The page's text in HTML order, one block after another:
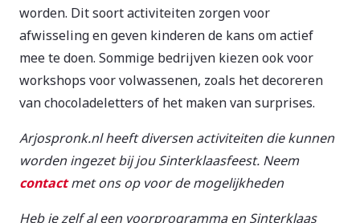
worden. Dit soort activiteiten zorgen voor
afwisseling en geven kinderen de kans om actief
mee te doen. Sommige bedrijven kiezen ook voor
workshops voor volwassenen, zoals het decoreren
van chocoladeletters of het maken van surprises.
Arjospronk.nl heeft diversen activiteiten die kunnen
worden ingezet bij jou Sinterklaasfeest. Neem
contactmet ons op voor de mogelijkheden
Heb je zelf al een voorprogramma en Sinterklaas